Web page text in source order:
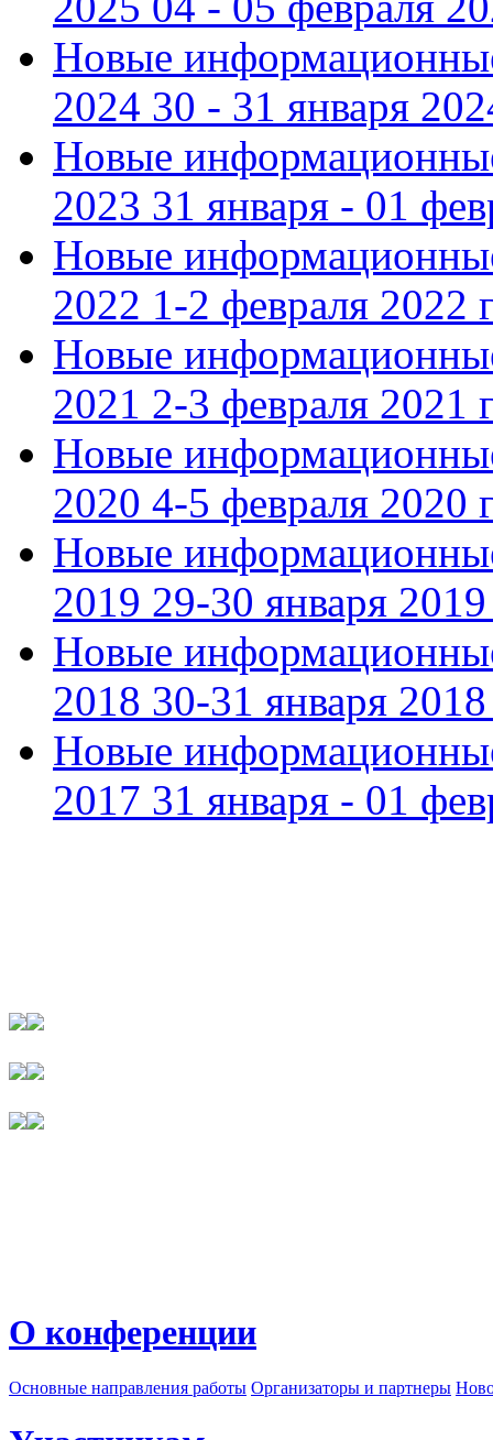
Новые
2024 30 - 31 января
Новые
2023 31 января - 01
Новые
2022 1-2 февраля 2022
Новые
2021 2-3 февраля 2021
Новые
2020 4-5 февраля 2020
Новые
2019 29-30 января 2019
Новые
2018 30-31 января 2018
Новые
2017 31 января - 01
О конференции
Основные направления работы Организаторы и партнеры